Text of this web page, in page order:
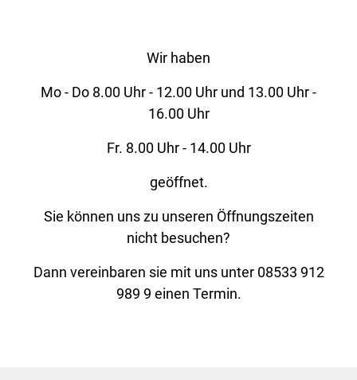
Wir haben
Mo - Do 8.00 Uhr - 12.00 Uhr und 13.00 Uhr -
16.00 Uhr
Fr. 8.00 Uhr - 14.00 Uhr
geöffnet.
Sie können uns zu unseren Öffnungszeiten
nicht besuchen?
Dann vereinbaren sie mit uns unter 08533 912
989 9 einen Termin.